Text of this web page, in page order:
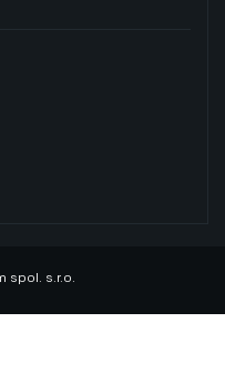
spol. s.r.o.